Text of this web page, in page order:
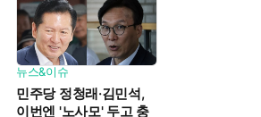
뉴스&이슈
민주당 정청래·김민석,
이번엔 '노사모' 두고 충